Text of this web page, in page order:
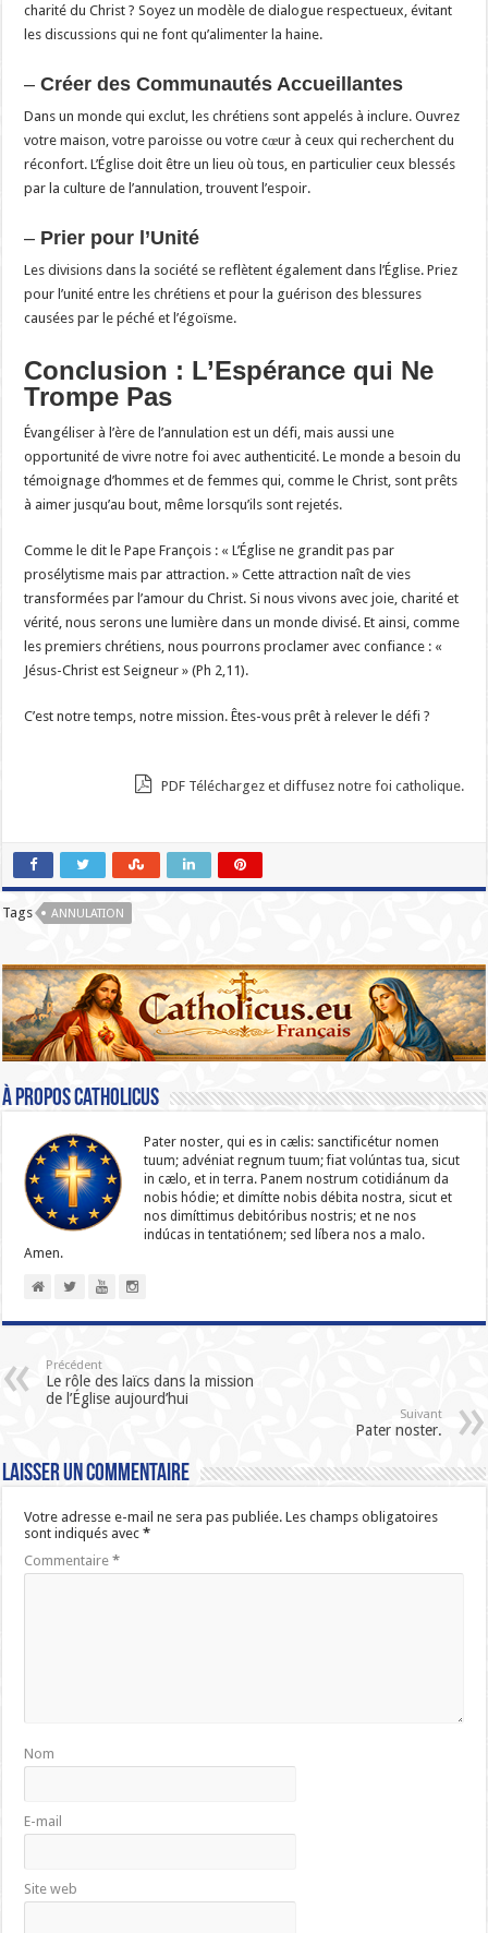
charité du Christ ? Soyez un modèle de dialogue respectueux, évitant
les discussions qui ne font qu’alimenter la haine.
–Créer des Communautés Accueillantes
Dans un monde qui exclut, les chrétiens sont appelés à inclure. Ouvrez
votre maison, votre paroisse ou votre cœur à ceux qui recherchent du
réconfort. L’Église doit être un lieu où tous, en particulier ceux blessés
par la culture de l’annulation, trouvent l’espoir.
– Prier pour l’Unité
Les divisions dans la société se reflètent également dans l’Église. Priez
pour l’unité entre les chrétiens et pour la guérison des blessures
causées par le péché et l’égoïsme.
Conclusion : L’Espérance qui Ne
Trompe Pas
Évangéliser à l’ère de l’annulation est un défi, mais aussi une
opportunité de vivre notre foi avec authenticité. Le monde a besoin du
témoignage d’hommes et de femmes qui, comme le Christ, sont prêts
à aimer jusqu’au bout, même lorsqu’ils sont rejetés.
Comme le dit le Pape François : « L’Église ne grandit pas par
prosélytisme mais par attraction. » Cette attraction naît de vies
transformées par l’amour du Christ. Si nous vivons avec joie, charité et
vérité, nous serons une lumière dans un monde divisé. Et ainsi, comme
les premiers chrétiens, nous pourrons proclamer avec confiance : «
Jésus-Christ est Seigneur » (Ph 2,11).
C’est notre temps, notre mission. Êtes-vous prêt à relever le défi ?
PDF Téléchargez et diffusez notre foi catholique.
Tags ANNULATION
À propos catholicus
Pater noster, qui es in cælis: sanc­ti­ficétur nomen
tuum; advéniat regnum tuum; fiat volúntas tua, sicut
in cælo, et in terra. Panem nostrum cotidiánum da
nobis hódie; et dimítte nobis débita nostra, sicut et
nos dimíttimus debitóribus nostris; et ne nos
indúcas in ten­ta­tiónem; sed líbera nos a malo.
Amen.
Précédent
Le rôle des laïcs dans la mission
de l’Église aujourd’hui
Suivant
Pater noster.
Laisser un commentaire
Votre adresse e-mail ne sera pas publiée. Les champs obligatoires
sont indiqués avec*
Commentaire*
Nom
E-mail
Site web